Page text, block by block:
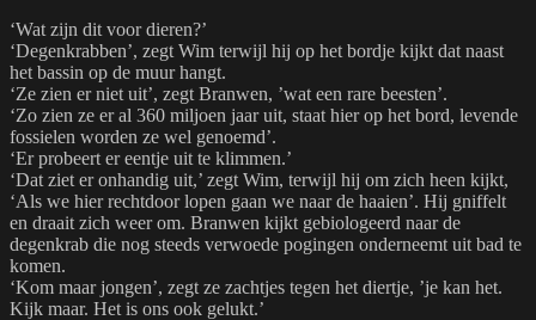
‘Wat zijn dit voor dieren?’
‘Degenkrabben’, zegt Wim terwijl hij op het bordje kijkt dat naast
het bassin op de muur hangt.
‘Ze zien er niet uit’, zegt Branwen, ’wat een rare beesten’.
‘Zo zien ze er al 360 miljoen jaar uit, staat hier op het bord, levende
fossielen worden ze wel genoemd’.
‘Er probeert er eentje uit te klimmen.’
‘Dat ziet er onhandig uit,’ zegt Wim, terwijl hij om zich heen kijkt,
‘Als we hier rechtdoor lopen gaan we naar de haaien’. Hij gniffelt
en draait zich weer om. Branwen kijkt gebiologeerd naar de
degenkrab die nog steeds verwoede pogingen onderneemt uit bad te
komen.
‘Kom maar jongen’, zegt ze zachtjes tegen het diertje, ’je kan het.
Kijk maar. Het is ons ook gelukt.’